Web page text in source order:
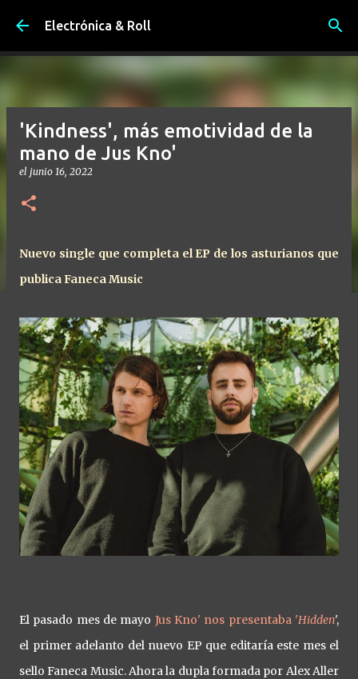
Ir al contenido principal
Electrónica & Roll
'Kindness', más emotividad de la
mano de Jus Kno'
el junio 16, 2022
Nuevo single que completa el EP de los asturianos que
publica Faneca Music
El pasado mes de mayo Jus Kno' nos presentaba 'Hidden',
el primer adelanto del nuevo EP que editaría este mes el
sello Faneca Music. Ahora la dupla formada por Alex Aller